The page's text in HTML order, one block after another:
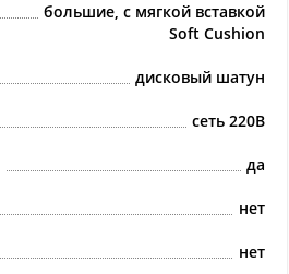
большие, с мягкой вставкой
Soft Cushion
дисковый шатун
сеть 220В
да
нет
нет